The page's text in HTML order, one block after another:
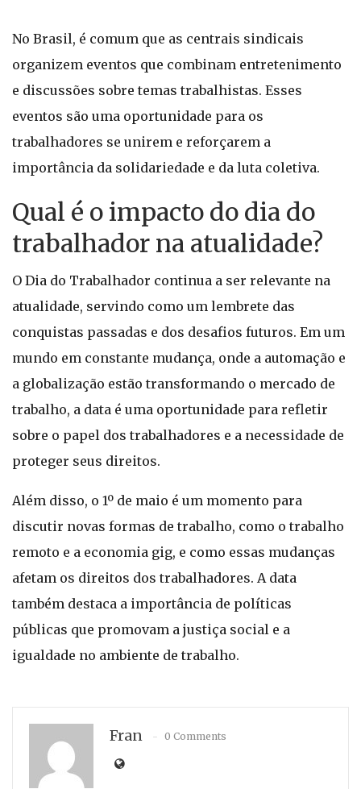
No Brasil, é comum que as centrais sindicais
organizem eventos que combinam entretenimento
e discussões sobre temas trabalhistas. Esses
eventos são uma oportunidade para os
trabalhadores se unirem e reforçarem a
importância da solidariedade e da luta coletiva.
Qual é o impacto do dia do
trabalhador na atualidade?
O Dia do Trabalhador continua a ser relevante na
atualidade, servindo como um lembrete das
conquistas passadas e dos desafios futuros. Em um
mundo em constante mudança, onde a automação e
a globalização estão transformando o mercado de
trabalho, a data é uma oportunidade para refletir
sobre o papel dos trabalhadores e a necessidade de
proteger seus direitos.
Além disso, o 1º de maio é um momento para
discutir novas formas de trabalho, como o trabalho
remoto e a economia gig, e como essas mudanças
afetam os direitos dos trabalhadores. A data
também destaca a importância de políticas
públicas que promovam a justiça social e a
igualdade no ambiente de trabalho.
Fran 0 Comments